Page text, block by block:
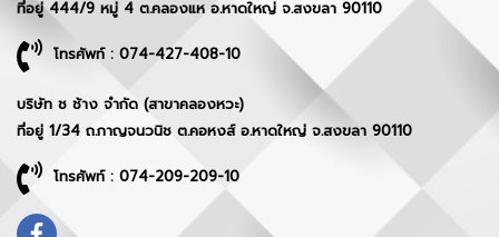
ที่อยู่ 444/9 หมู่ 4 ต.คลองแห อ.หาดใหญ่ จ.สงขลา 90110
โทรศัพท์ : 074-427-408-10
บริษัท ช ช้าง จำกัด (สาขาคลองหวะ)
ที่อยู่ 1/34 ถ.กาญจนวนิช ต.คอหงส์ อ.หาดใหญ่ จ.สงขลา 90110
โทรศัพท์ : 074-209-209-10